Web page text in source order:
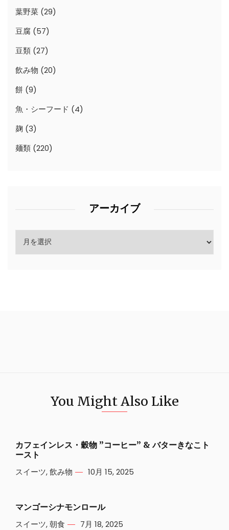
葉野菜 (29)
豆腐 (57)
豆類 (27)
飲み物 (20)
餅 (9)
魚・シーフード (4)
麹 (3)
麺類 (220)
アーカイブ
You Might Also Like
カフェインレス・穀物 ”コーヒー” & バターきなこト
ースト
スイーツ,飲み物 10月 15, 2025
マンゴーシナモンロール
スイーツ,朝食 7月 18, 2025